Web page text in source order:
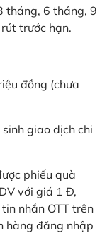
tháng, 6 tháng, 9
trước hạn.
đồng (chưa
giao dịch chi
phiếu quà
với giá 1 Đ,
nhắn OTT trên
hàng đăng nhập